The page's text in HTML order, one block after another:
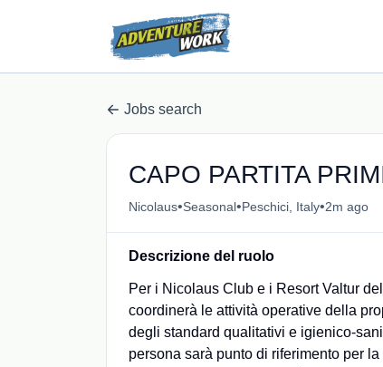
Jobs search
CAPO PARTITA
Nicolaus•Seasonal•Peschici, Italy•2m ago
Descrizione del ruolo
Per i Nicolaus Club e i Resort Valtur
coordinerà le attività operative della
degli standard qualitativi e igienico-
persona sarà punto di riferimento per